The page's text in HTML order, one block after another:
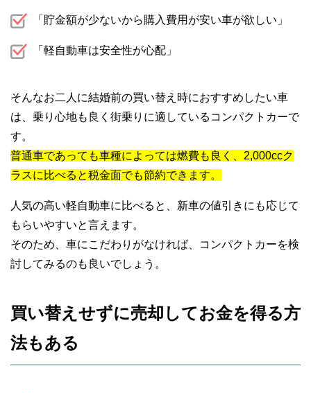
「貯金額が少ないから購入費用が安い車が欲しい」
「軽自動車は安全性が心配」
そんなお二人に結婚前の買い替え時におすすめしたい車
は、乗り心地も良く街乗りに適しているコンパクトカーで
す。
普通車であっても車種によっては燃費も良く、2,000ccク
ラスに比べると税金面でも節約できます。
人気の高い軽自動車に比べると、新車の値引きにも応じて
もらいやすいと言えます。
そのため、車にこだわりがなければ、コンパクトカーを検
討してみるのも良いでしょう。
買い替えせずに売却してお金を得る方
法もある